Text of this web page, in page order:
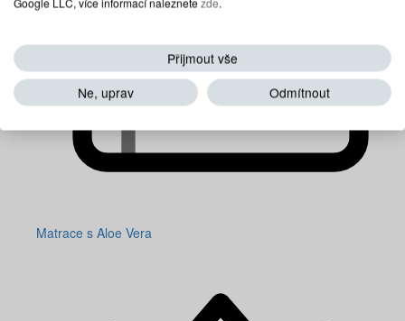
Matrace s Aloe Vera
Přijmout vše
Ne, uprav
Odmítnout